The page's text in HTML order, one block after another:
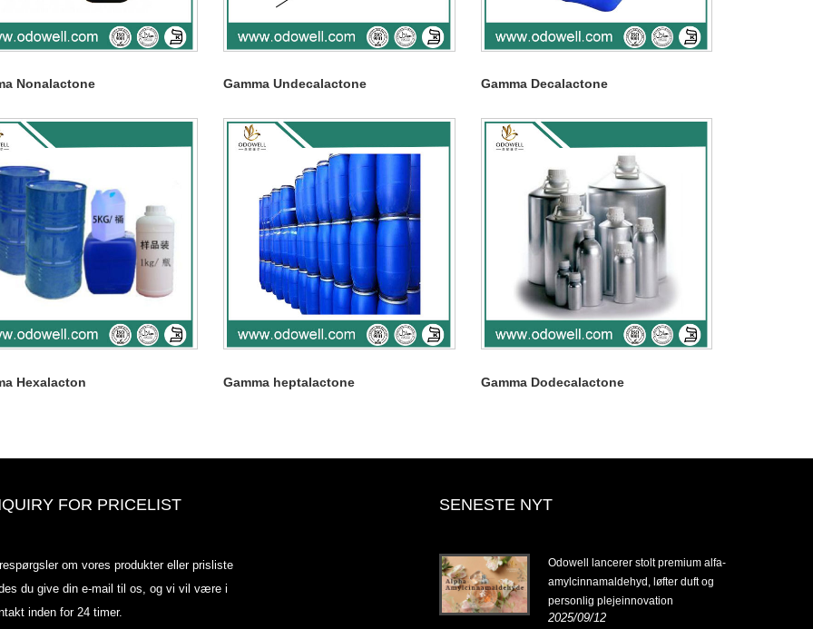
Nonalactone Gamma Undecalactone Gamma Decalactone
Hexalacton Gamma heptalactone Gamma Dodecalactone
FOR PRICELIST
om vores produkter eller prisliste
du give din e-mail til os, og vi vil være i
inden for 24 timer.
SENESTE NYT
Odowell lancerer stolt premium alfa-
amylcinnamaldehyd, løfter duft og
personlig plejeinnovation
2025/09/12